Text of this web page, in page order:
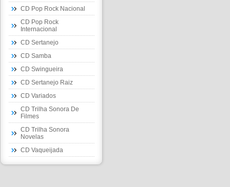
CD Pop Rock Nacional
CD Pop Rock
Internacional
CD Sertanejo
CD Samba
CD Swingueira
CD Sertanejo Raiz
CD Variados
CD Trilha Sonora De
Filmes
CD Trilha Sonora
Novelas
CD Vaqueijada